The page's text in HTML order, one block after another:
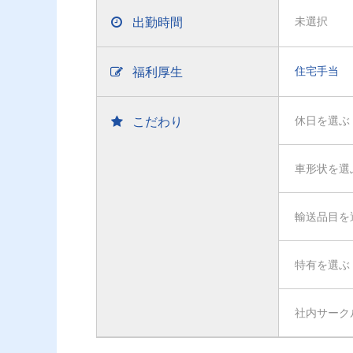
出勤時間 未選択
福利厚生 住宅手当
こだわり 休日を選ぶ
車形状を選
輸送品目を
特有を選ぶ
社内サーク